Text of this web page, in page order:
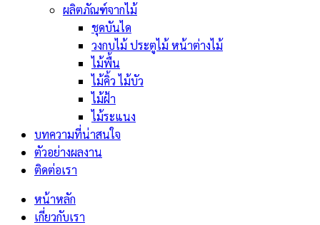
ผลิตภัณฑ์จากไม้
ชุดบันได
วงกบไม้ ประตูไม้ หน้าต่างไม้
ไม้พื้น
ไม้คิ้ว ไม้บัว
ไม้ฝ้า
ไม้ระแนง
บทความที่น่าสนใจ
ตัวอย่างผลงาน
ติดต่อเรา
หน้าหลัก
เกี่ยวกับเรา